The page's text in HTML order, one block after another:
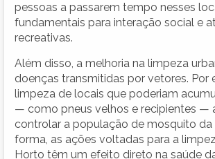
pessoas a passarem tempo nesses
fundamentais para interação social e
recreativas.
Além disso, a melhoria na limpeza
doenças transmitidas por vetores. Por
limpeza de locais que poderiam
— como pneus velhos e recipientes —
controlar a população de mosquito da
forma, as ações voltadas para a
Horto têm um efeito direto na saúde